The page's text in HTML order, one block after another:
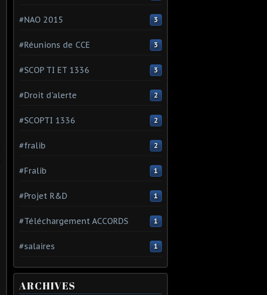
#NAO 2015 3
#Réunions de CCE 3
#SCOP TI ET 1336 3
#Droit d'alerte 2
#SCOPTI 1336 2
#fralib 2
#Fralib 1
#Projet R&D 1
#Téléchargement ACCORDS 1
#salaires 1
ARCHIVES